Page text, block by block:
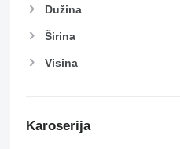
Dužina
Širina
Visina
Karoserija